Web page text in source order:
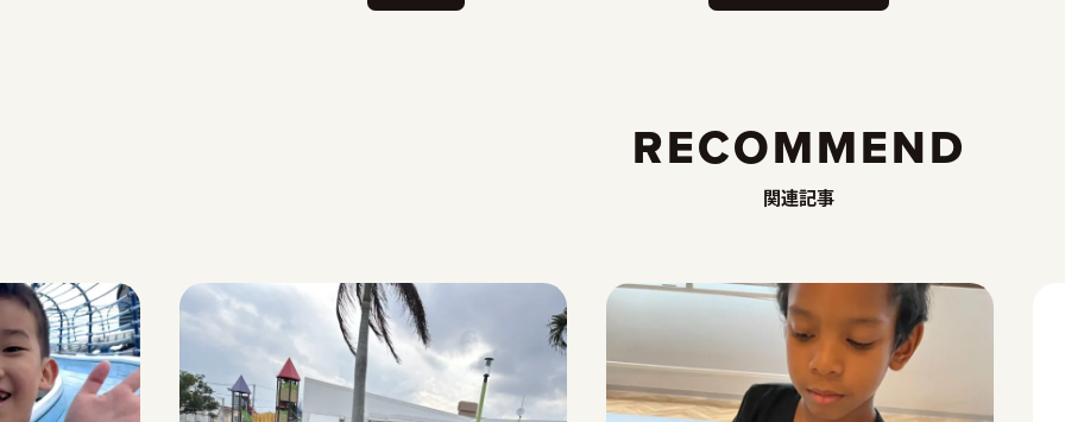
RECOMMEND
関連記事